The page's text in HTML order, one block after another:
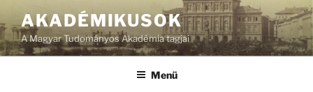
AKADÉMIKUSOK
A Magyar Tudományos Akadémia tagjai
Menü